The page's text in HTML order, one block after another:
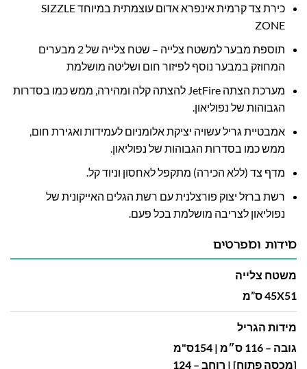
כירת צד קרמית אינפרא אדום עוצמתית במיוחד SIZZLE
ZONE
תוספת מבער למשטח צלייה – שטח צלייה של 2 מבערים
המחוזק במבער נוסף לפיזור חום ושליטה מושלמת
מערכת הצתה JetFire להצתה קלה ומהירה, ממש כמו בסדרות
הגבוהות של נפוליאון.
אמבטיית גריל עשויה יציקת אלומניום לעמידות ואגירת חום,
ממש כמו בסדרות הגבוהות של נפוליאון.
מדף צד (ללא הכירה) מתקפל לאחסון וניוד קל.
רשת ברזל יצוק פורצלנית עם רשת הגלים האייקונית של
נפוליאון לצריבה מושלמת בכל פעם.
מידות ומפרטים
משטח צלייה
45X51 ס”מ
מידות הגריל
גובה – 116 ס״מ | 154ס"מ
[מכסה פתוח] | רוחב – 124